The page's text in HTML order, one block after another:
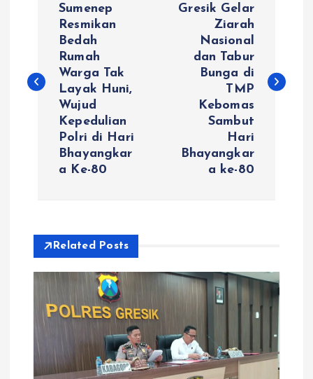
i
p
Sumenep
Resmikan
Bedah
Rumah
Warga Tak
Layak Huni,
Wujud
Kepedulian
Polri di Hari
Bhayangkar
a Ke-80
Gresik Gelar
Ziarah
Nasional
dan Tabur
Bunga di
TMP
Kebomas
Sambut
Hari
Bhayangkar
a ke-80
Related Posts